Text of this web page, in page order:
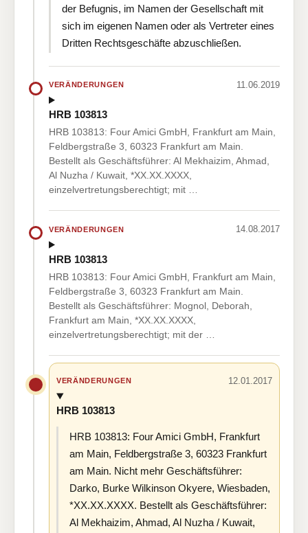
der Befugnis, im Namen der Gesellschaft mit
sich im eigenen Namen oder als Vertreter eines
Dritten Rechtsgeschäfte abzuschließen.
VERÄNDERUNGEN 11.06.2019
HRB 103813
HRB 103813: Four Amici GmbH, Frankfurt am Main,
Feldbergstraße 3, 60323 Frankfurt am Main.
Bestellt als Geschäftsführer: Al Mekhaizim, Ahmad,
Al Nuzha / Kuwait, *XX.XX.XXXX,
einzelvertretungsberechtigt; mit …
VERÄNDERUNGEN 14.08.2017
HRB 103813
HRB 103813: Four Amici GmbH, Frankfurt am Main,
Feldbergstraße 3, 60323 Frankfurt am Main.
Bestellt als Geschäftsführer: Mognol, Deborah,
Frankfurt am Main, *XX.XX.XXXX,
einzelvertretungsberechtigt; mit der …
VERÄNDERUNGEN 12.01.2017
HRB 103813
HRB 103813: Four Amici GmbH, Frankfurt
am Main, Feldbergstraße 3, 60323 Frankfurt
am Main. Nicht mehr Geschäftsführer:
Darko, Burke Wilkinson Okyere, Wiesbaden,
*XX.XX.XXXX. Bestellt als Geschäftsführer:
Al Mekhaizim, Ahmad, Al Nuzha / Kuwait,